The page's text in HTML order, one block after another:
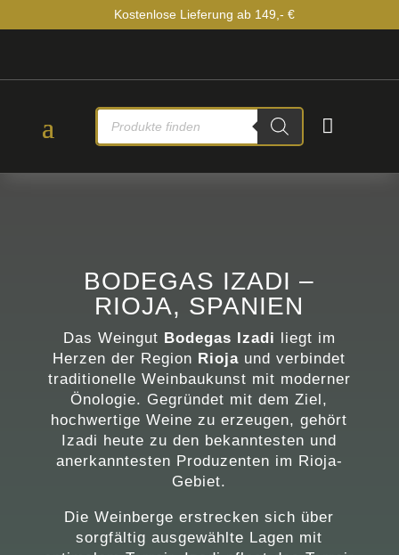
Kostenlose Lieferung ab 149,- €
PRODUCTS
SEARCH

BODEGAS IZADI –
RIOJA, SPANIEN
Das Weingut Bodegas Izadi
liegt im
Herzen der Region Rioja und verbindet
traditionelle Weinbaukunst mit moderner
Önologie. Gegründet mit dem Ziel,
hochwertige Weine zu erzeugen, gehört
Izadi heute zu den bekanntesten und
anerkanntesten Produzenten im Rioja-
Gebiet.
Die Weinberge erstrecken sich über
sorgfältig ausgewählte Lagen mit